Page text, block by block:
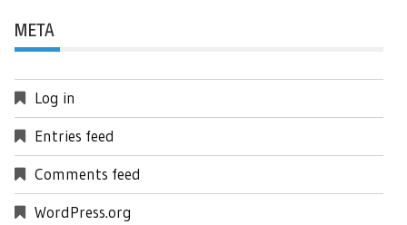
META
Log in
Entries feed
Comments feed
WordPress.org